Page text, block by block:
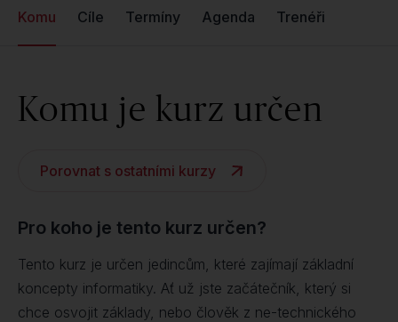
Komu Cíle Termíny Agenda Trenéři
Komu je kurz určen
Porovnat s ostatními kurzy
Pro koho je tento kurz určen?
Tento kurz je určen jedincům, které zajímají základní
koncepty informatiky. Ať už jste začátečník, který si
chce osvojit základy, nebo člověk z ne-technického